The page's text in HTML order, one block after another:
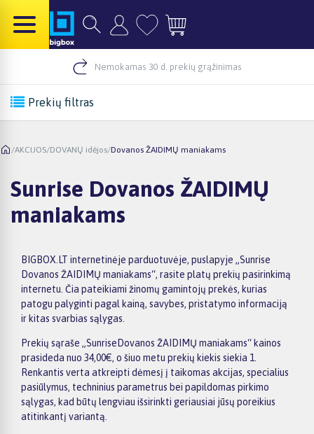
Nemokamas 30 d. prekių grąžinimas
Prekių filtras
/AKCIJOS/DOVANŲ idėjos/Dovanos ŽAIDIMŲ maniakams
Sunrise Dovanos ŽAIDIMŲ
maniakams
BIGBOX.LT internetinėje parduotuvėje, puslapyje „Sunrise
Dovanos ŽAIDIMŲ maniakams“, rasite platų prekių pasirinkimą
internetu. Čia pateikiami žinomų gamintojų prekės, kurias
patogu palyginti pagal kainą, savybes, pristatymo informaciją
ir kitas svarbias sąlygas.
Prekių sąraše „SunriseDovanos ŽAIDIMŲ maniakams“ kainos
prasideda nuo 34,00€, o šiuo metu prekių kiekis siekia 1.
Renkantis verta atkreipti dėmesį į taikomas akcijas, specialius
pasiūlymus, techninius parametrus bei papildomas pirkimo
sąlygas, kad būtų lengviau išsirinkti geriausiai jūsų poreikius
atitinkantį variantą.